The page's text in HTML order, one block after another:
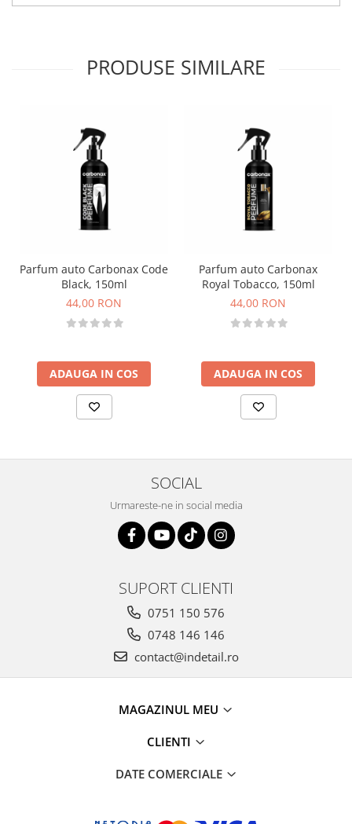
PRODUSE SIMILARE
Parfum auto Carbonax Code
Black, 150ml
44,00 RON
ADAUGA IN COS
Parfum auto Carbonax
Royal Tobacco, 150ml
44,00 RON
ADAUGA IN COS
SOCIAL
Urmareste-ne in social media
SUPORT CLIENTI
0751 150 576
0748 146 146
contact@indetail.ro
MAGAZINUL MEU
CLIENTI
DATE COMERCIALE